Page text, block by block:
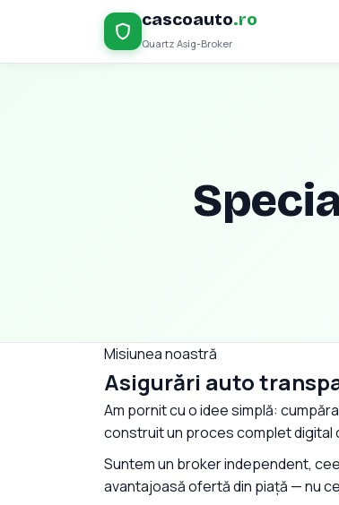
cascoauto.ro
Quartz Asig-Broker
Misiunea noastră
Asigurări auto
Am pornit cu o idee simplă:
construit un proces complet digital
Suntem un broker independent,
avantajoasă ofertă din piață — nu